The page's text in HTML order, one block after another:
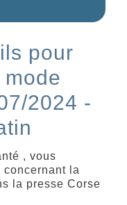
pour
2024 -
, vous
la
la presse Corse